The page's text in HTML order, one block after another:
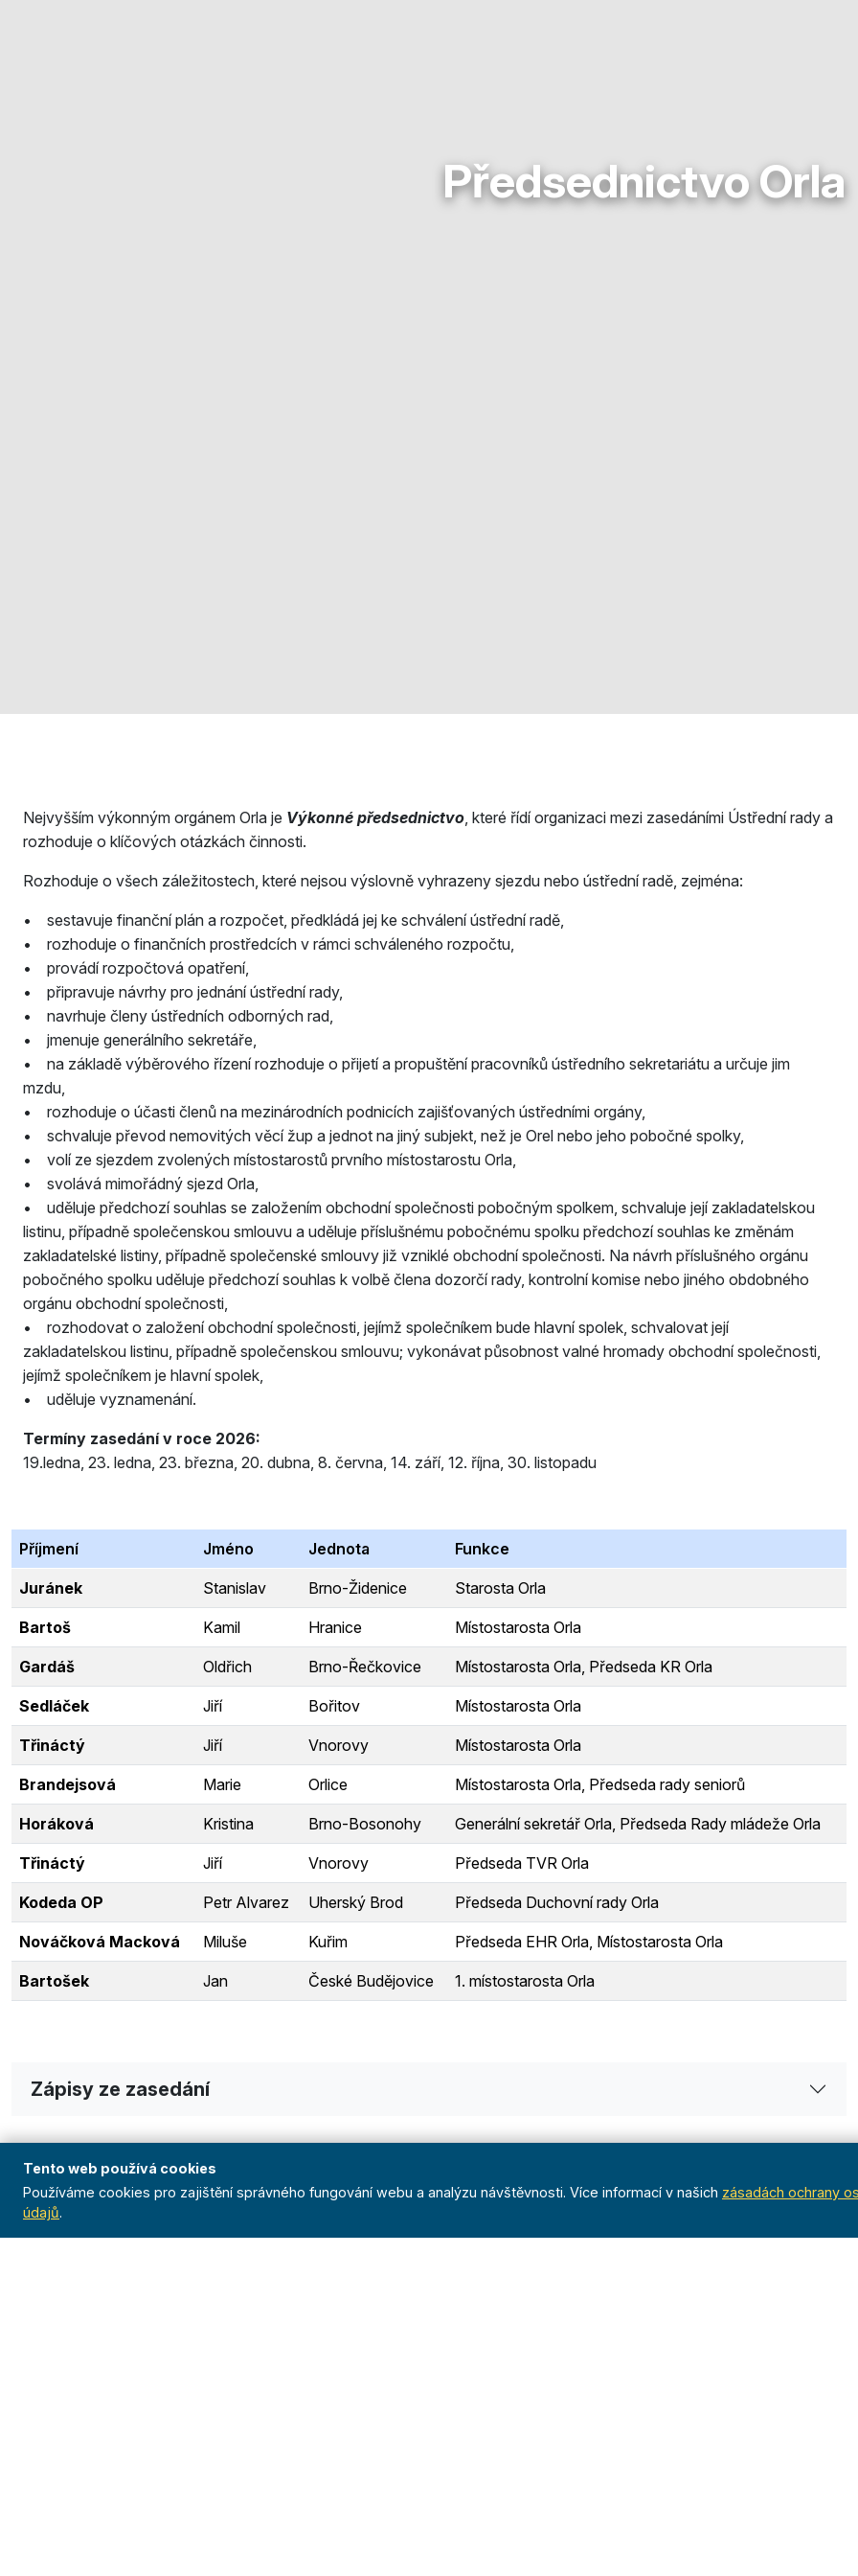
Předsednictvo Orla
Nejvyšším výkonným orgánem Orla je Výkonné předsednictvo, které řídí organizaci mezi zasedáními Ústřední rady a
rozhoduje o klíčových otázkách činnosti.
Rozhoduje o všech záležitostech, které nejsou výslovně vyhrazeny sjezdu nebo ústřední radě, zejména:
• sestavuje finanční plán a rozpočet, předkládá jej ke schválení ústřední radě,
• rozhoduje o finančních prostředcích v rámci schváleného rozpočtu,
• provádí rozpočtová opatření,
• připravuje návrhy pro jednání ústřední rady,
• navrhuje členy ústředních odborných rad,
• jmenuje generálního sekretáře,
• na základě výběrového řízení rozhoduje o přijetí a propuštění pracovníků ústředního sekretariátu a určuje jim
mzdu,
• rozhoduje o účasti členů na mezinárodních podnicích zajišťovaných ústředními orgány,
• schvaluje převod nemovitých věcí žup a jednot na jiný subjekt, než je Orel nebo jeho pobočné spolky,
• volí ze sjezdem zvolených místostarostů prvního místostarostu Orla,
• svolává mimořádný sjezd Orla,
• uděluje předchozí souhlas se založením obchodní společnosti pobočným spolkem, schvaluje její zakladatelskou
listinu, případně společenskou smlouvu a uděluje příslušnému pobočnému spolku předchozí souhlas ke změnám
zakladatelské listiny, případně společenské smlouvy již vzniklé obchodní společnosti. Na návrh příslušného orgánu
pobočného spolku uděluje předchozí souhlas k volbě člena dozorčí rady, kontrolní komise nebo jiného obdobného
orgánu obchodní společnosti,
• rozhodovat o založení obchodní společnosti, jejímž společníkem bude hlavní spolek, schvalovat její
zakladatelskou listinu, případně společenskou smlouvu; vykonávat působnost valné hromady obchodní společnosti,
jejímž společníkem je hlavní spolek,
• uděluje vyznamenání.
Termíny zasedání v roce 2026:
19.ledna, 23. ledna, 23. března, 20. dubna, 8. června, 14. září, 12. října, 30. listopadu
Příjmení Jméno Jednota Funkce
Juránek Stanislav Brno-Židenice Starosta Orla
Bartoš Kamil Hranice Místostarosta Orla
Gardáš Oldřich Brno-Řečkovice Místostarosta Orla, Předseda KR Orla
Sedláček Jiří Bořitov Místostarosta Orla
Třináctý Jiří Vnorovy Místostarosta Orla
Brandejsová Marie Orlice Místostarosta Orla, Předseda rady seniorů
Horáková Kristina Brno-Bosonohy Generální sekretář Orla, Předseda Rady mládeže Orla
Třináctý Jiří Vnorovy Předseda TVR Orla
Kodeda OP Petr Alvarez Uherský Brod Předseda Duchovní rady Orla
Nováčková Macková Miluše Kuřim Předseda EHR Orla, Místostarosta Orla
Bartošek Jan České Budějovice 1. místostarosta Orla
Zápisy ze zasedání
Tento web používá cookies
Používáme cookies pro zajištění správného fungování webu a analýzu návštěvnosti. Více informací v našich zásadách ochrany
údajů.